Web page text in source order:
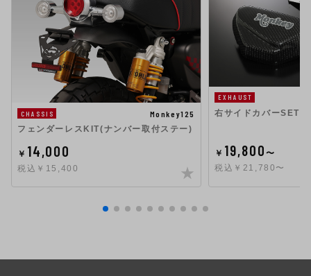
CHASSIS
Monkey125
フェンダーレスKIT(ナンバー取付ステー)
￥ 14,000
税込￥15,400
EXHAUST
右サイドカバーSET
￥ 19,800〜
税込￥21,780〜